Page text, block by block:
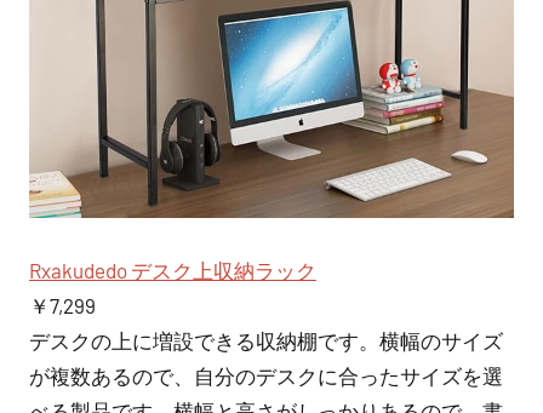
Rxakudedo デスク上収納ラック
￥7,299
デスクの上に増設できる収納棚です。横幅のサイズ
が複数あるので、自分のデスクに合ったサイズを選